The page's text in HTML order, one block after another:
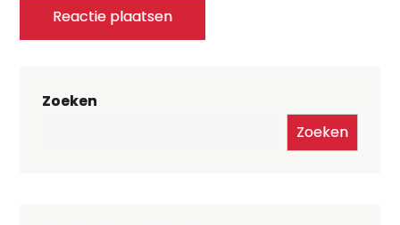
Zoeken
Zoeken